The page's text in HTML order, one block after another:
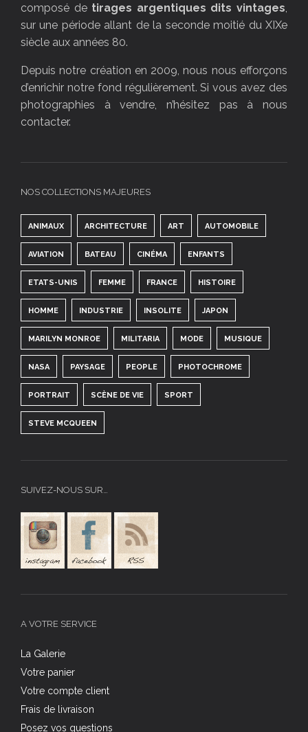
composé de tirages argentiques dits vintages
sur une période allant de la seconde moitié du XIXe
siècle aux années 80.
Depuis notre création en 2009, nous nous efforçons
d’enrichir notre fond régulièrement. Si vous avez des
photographies à vendre, n’hésitez pas à nous
contacter.
NOS COLLECTIONS MAJEURES
ANIMAUX ARCHITECTURE ART AUTOMOBILE
AVIATION BATEAU CINÉMA ENFANTS
ETATS-UNIS FEMME FRANCE HISTOIRE
HOMME INDUSTRIE INSOLITE JAPON
MARILYN MONROE MILITARIA MODE MUSIQUE
NASA PAYSAGE PEOPLE PHOTOCHROME
PORTRAIT SCÈNE DE VIE SPORT
STEVE MCQUEEN
SUIVEZ-NOUS SUR…
A VOTRE SERVICE
La Galerie
Votre panier
Votre compte client
Frais de livraison
Posez vos questions